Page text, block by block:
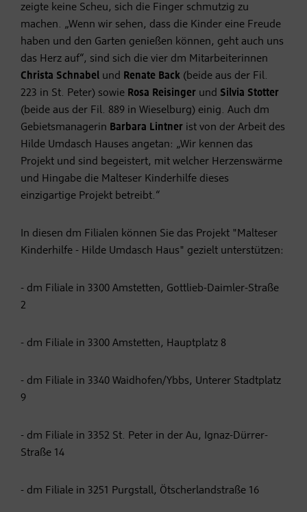
zeigte keine Scheu, sich die Finger schmutzig zu
machen. „Wenn wir sehen, dass die Kinder eine Freude
haben und den Garten genießen können, geht auch uns
das Herz auf“, sind sich die vier dm Mitarbeiterinnen
Christa Schnabel und Renate Back (beide aus der Fil.
223 in St. Peter) sowie Rosa Reisinger und Silvia Stotter
(beide aus der Fil. 889 in Wieselburg) einig. Auch dm
Gebietsmanagerin Barbara Lintner ist von der Arbeit des
Hilde Umdasch Hauses angetan: „Wir kennen das
Projekt und sind begeistert, mit welcher Herzenswärme
und Hingabe die Malteser Kinderhilfe dieses
einzigartige Projekt betreibt.“
In diesen dm Filialen können Sie das Projekt "Malteser
Kinderhilfe - Hilde Umdasch Haus" gezielt unterstützen:
- dm Filiale in 3300 Amstetten, Gottlieb-Daimler-Straße
2
- dm Filiale in 3300 Amstetten, Hauptplatz 8
- dm Filiale in 3340 Waidhofen/Ybbs, Unterer Stadtplatz
9
- dm Filiale in 3352 St. Peter in der Au, Ignaz-Dürrer-
Straße 14
- dm Filiale in 3251 Purgstall, Ötscherlandstraße 16